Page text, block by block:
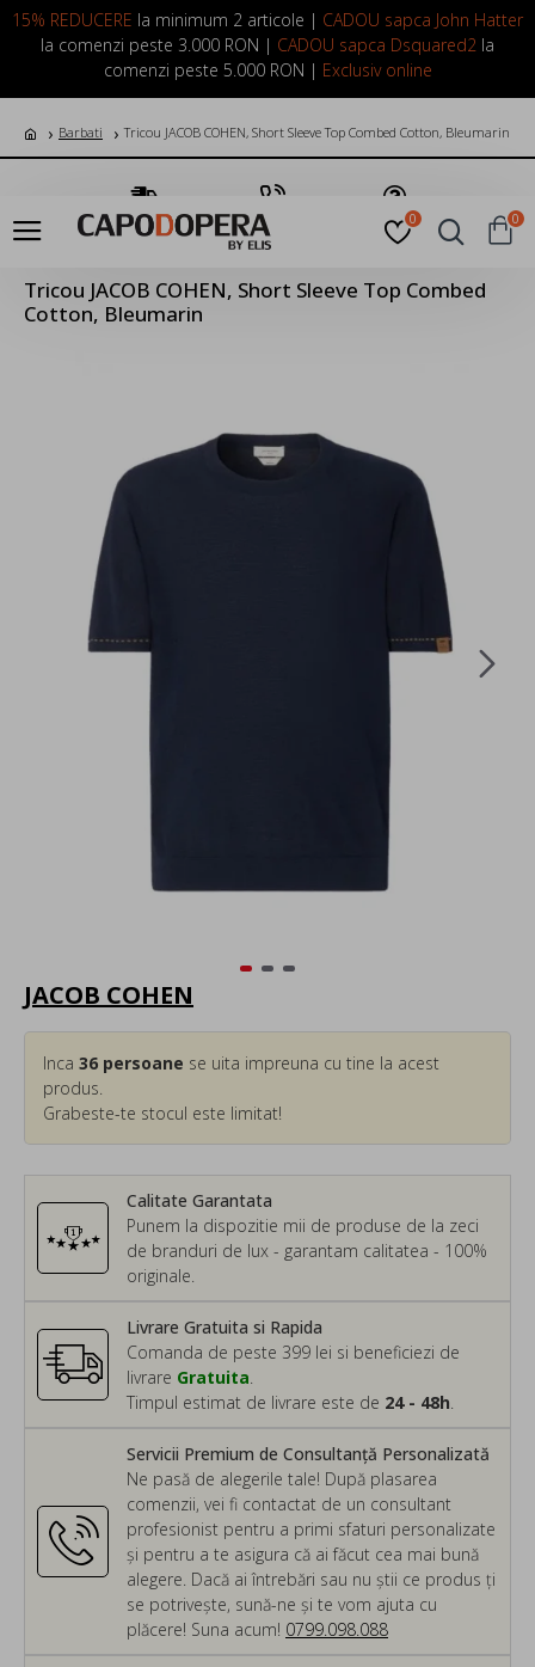
15% REDUCERE la minimum 2 articole | CADOU sapca John Hatter
la comenzi peste 3.000 RON | CADOU sapca Dsquared2 la
comenzi peste 5.000 RON | Exclusiv online
LOGIN INREGISTRARE
0 0
Barbati Tricou JACOB COHEN, Short Sleeve Top Combed Cotton, Bleumarin
Transport Gratuit Suna Acum Pune o Intrebare
Tricou JACOB COHEN, Short Sleeve Top Combed
Cotton, Bleumarin
JACOB COHEN
Calitate Garantata
Punem la dispozitie mii de produse de la zeci
de branduri de lux - garantam calitatea - 100%
originale.
Inca 36 persoane se uita impreuna cu tine la acest
produs.
Grabeste-te stocul este limitat!
Servicii Premium de Consultanță Personalizată
Ne pasă de alegerile tale! După plasarea
comenzii, vei fi contactat de un consultant
profesionist pentru a primi sfaturi personalizate
și pentru a te asigura că ai făcut cea mai bună
alegere. Dacă ai întrebări sau nu știi ce produs ți
se potrivește, sună-ne și te vom ajuta cu
plăcere! Suna acum! 0799.098.088
Livrare Gratuita si Rapida
Comanda de peste 399 lei si beneficiezi de
livrare Gratuita
Timpul estimat de livrare este de 24 - 48h